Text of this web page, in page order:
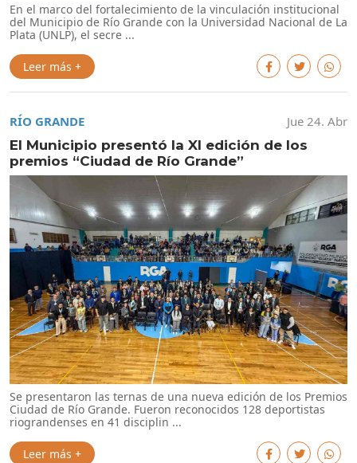
En el marco del fortalecimiento de la vinculación institucional
del Municipio de Río Grande con la Universidad Nacional de La
Plata (UNLP), el secre ...
Leer más +
RÍO GRANDE
Jue 24. Abr
El Municipio presentó la XI edición de los
premios “Ciudad de Río Grande”
Se presentaron las ternas de una nueva edición de los Premios
Ciudad de Río Grande. Fueron reconocidos 128 deportistas
riograndenses en 41 disciplin ...
Leer más +